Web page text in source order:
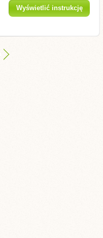
Wyświetlić instrukcję